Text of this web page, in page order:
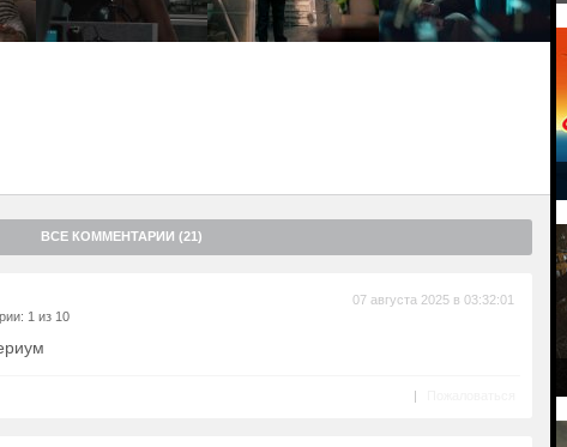
ВСЕ КОММЕНТАРИИ (21)
1 из 10
07 августа 2025 в 03:32:01
|